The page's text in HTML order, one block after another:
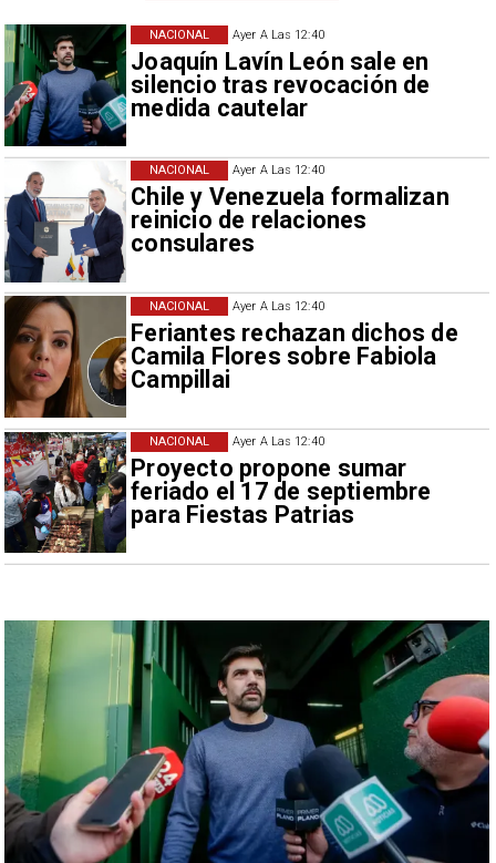
Ayer A Las 12:40
Joaquín Lavín León sale en
silencio tras revocación de
medida cautelar
NACIONAL
Ayer A Las 12:40
Chile y Venezuela formalizan
reinicio de relaciones
consulares
NACIONAL
Ayer A Las 12:40
Feriantes rechazan dichos de
Camila Flores sobre Fabiola
Campillai
NACIONAL
Ayer A Las 12:40
Proyecto propone sumar
feriado el 17 de septiembre
para Fiestas Patrias
NACIONAL